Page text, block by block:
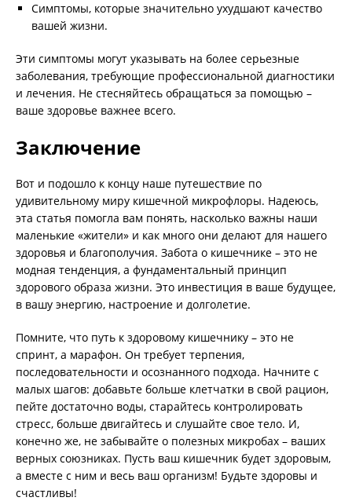
Симптомы, которые значительно ухудшают качество
вашей жизни.
Эти симптомы могут указывать на более серьезные
заболевания, требующие профессиональной диагностики
и лечения. Не стесняйтесь обращаться за помощью –
ваше здоровье важнее всего.
Заключение
Вот и подошло к концу наше путешествие по
удивительному миру кишечной микрофлоры. Надеюсь,
эта статья помогла вам понять, насколько важны наши
маленькие «жители» и как много они делают для нашего
здоровья и благополучия. Забота о кишечнике – это не
модная тенденция, а фундаментальный принцип
здорового образа жизни. Это инвестиция в ваше будущее,
в вашу энергию, настроение и долголетие.
Помните, что путь к здоровому кишечнику – это не
спринт, а марафон. Он требует терпения,
последовательности и осознанного подхода. Начните с
малых шагов: добавьте больше клетчатки в свой рацион,
пейте достаточно воды, старайтесь контролировать
стресс, больше двигайтесь и слушайте свое тело. И,
конечно же, не забывайте о полезных микробах – ваших
верных союзниках. Пусть ваш кишечник будет здоровым,
а вместе с ним и весь ваш организм! Будьте здоровы и
счастливы!